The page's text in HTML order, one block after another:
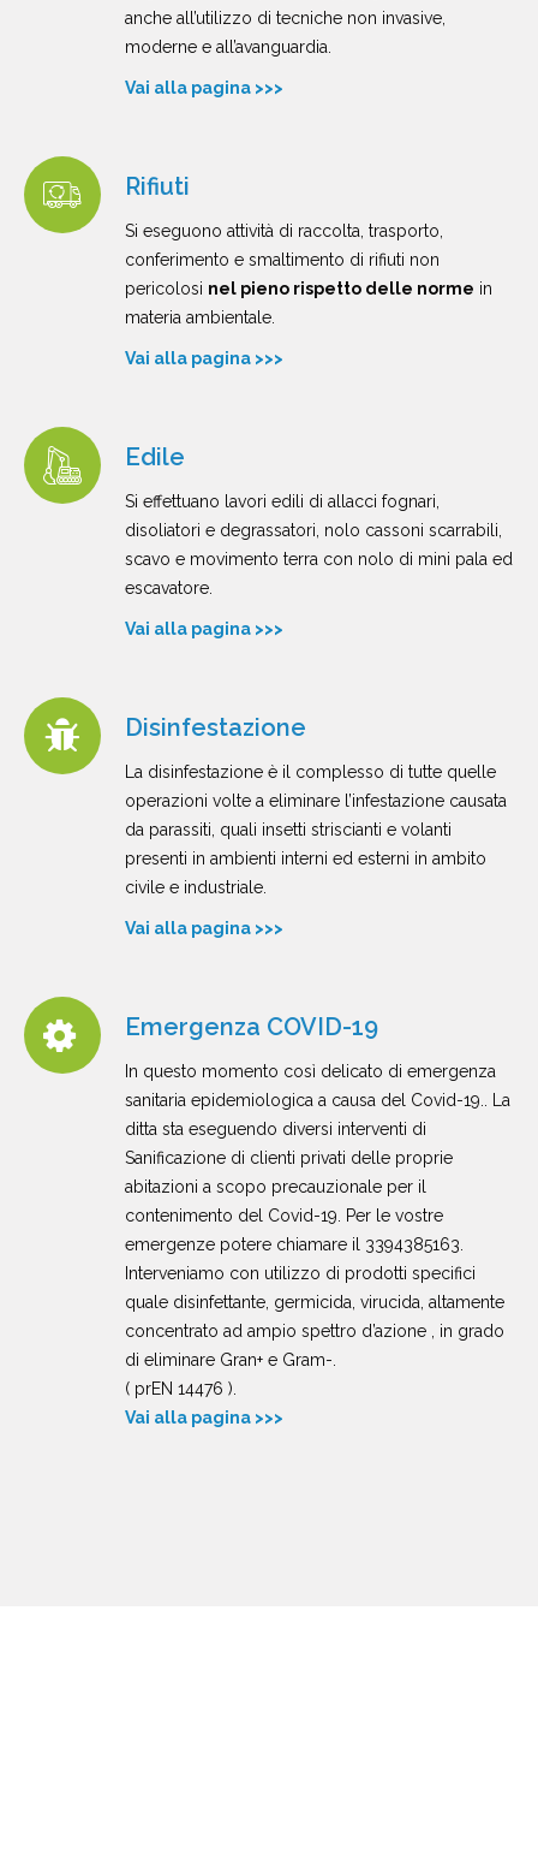
anche all’utilizzo di tecniche non invasive,
moderne e all’avanguardia.
Vai alla pagina >>>
Rifiuti
Si eseguono attività di raccolta, trasporto,
conferimento e smaltimento di rifiuti non
pericolosi nel pieno rispetto delle norme in
materia ambientale.
Vai alla pagina >>>
Edile
Si effettuano lavori edili di allacci fognari,
disoliatori e degrassatori, nolo cassoni scarrabili,
scavo e movimento terra con nolo di mini pala ed
escavatore.
Vai alla pagina >>>
Disinfestazione
La disinfestazione è il complesso di tutte quelle
operazioni volte a eliminare l’infestazione causata
da parassiti, quali insetti striscianti e volanti
presenti in ambienti interni ed esterni in ambito
civile e industriale.
Vai alla pagina >>>
Emergenza COVID-19
In questo momento così delicato di emergenza
sanitaria epidemiologica a causa del Covid-19.. La
ditta sta eseguendo diversi interventi di
Sanificazione di clienti privati delle proprie
abitazioni a scopo precauzionale per il
contenimento del Covid-19. Per le vostre
emergenze potere chiamare il 3394385163.
Interveniamo con utilizzo di prodotti specifici
quale disinfettante, germicida, virucida, altamente
concentrato ad ampio spettro d’azione , in grado
di eliminare Gran+ e Gram-.
( prEN 14476 ).
Vai alla pagina >>>